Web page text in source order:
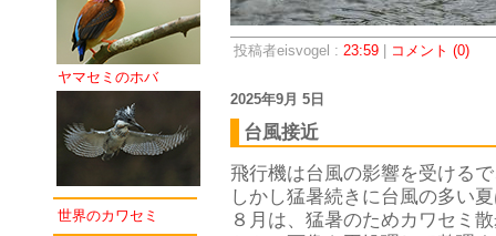
ヤマセミのホバ
世界のカワセミ
投稿者eisvogel : 23:59| コメント (0)
2025年9月 5日
台風接近
飛行機は台風の影響を受ける
しかし猛暑続きに台風の多い
８月は、猛暑のためカワセミ